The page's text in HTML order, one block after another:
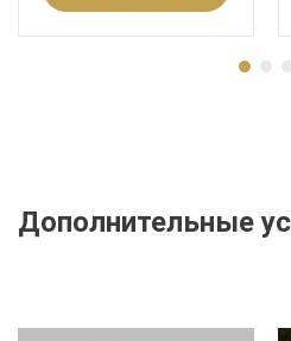
Дополнительные